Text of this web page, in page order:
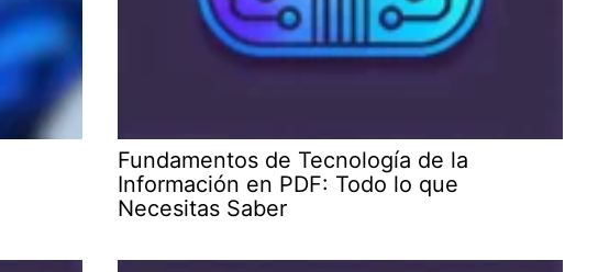
Fundamentos de Tecnología de la
Información en PDF: Todo lo que
Necesitas Saber